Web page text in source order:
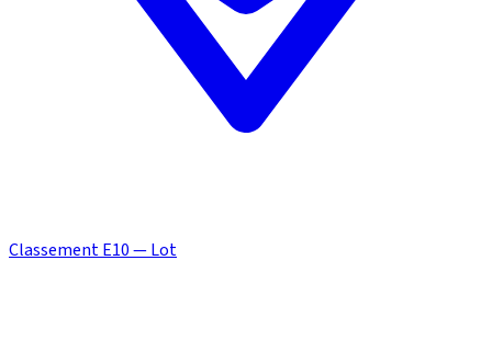
Classement E10 — Lot